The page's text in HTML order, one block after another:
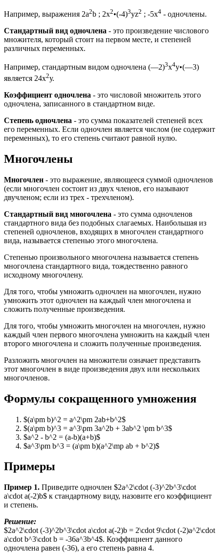
Например, выражения 2а2b ; 2х2•(-4)3yz2 ; -5x4 - одночлены.
Стандартный вид одночлена - это произведение числового
множителя, который стоит на первом месте, и степеней
различных переменных.
Например, стандартным видом одночлена (—2)3x4y•(—3)
является 24х2у.
Коэффициент одночлена - это числовой множитель этого
одночлена, записанного в стандартном виде.
Степень одночлена - это сумма показателей степеней всех
его переменных. Если одночлен является числом (не содержит
переменных), то его степень считают равной нулю.
Многочлены
Многочлен - это выражение, являющееся суммой одночленов
(если многочлен состоит из двух членов, его называют
двучленом; если из трех - трехчленом).
Стандартный вид многочлена - это сумма одночленов
стандартного вида без подобных слагаемых. Наибольшая из
степеней одночленов, входящих в многочлен стандартного
вида, называется степенью этого многочлена.
Степенью произвольного многочлена называется степень
многочлена стандартного вида, тождественно равного
исходному многочлену.
Для того, чтобы умножить одночлен на многочлен, нужно
умножить этот одночлен на каждый член многочлена и
сложить полученные произведения.
Для того, чтобы умножить многочлен на многочлен, нужно
каждый член первого многочлена умножить на каждый член
второго многочлена и сложить полученные произведения.
Разложить многочлен на множители означает представить
этот многочлен в виде произведения двух или нескольких
многочленов.
Формулы сокращенного умножения
$(a\pm b)^2 = a^2\pm 2ab+b^2$
$(a\pm b)^3 = a^3\pm 3a^2b + 3ab^2 \pm b^3$
$a^2 - b^2 = (a-b)(a+b)$
$a^3\pm b^3 = (a\pm b)(a^2\mp ab + b^2)$
Примеры
Пример 1. Приведите одночлен $2а^2\cdot (-3)^2b^3\cdot
а\cdot а(-2)b$ к стандартному виду, назовите его коэффициент
и степень.
Решение:
$2а^2\cdot (-3)^2b^3\cdot а\cdot а(-2)b = 2\cdot 9\cdot (-2)а^2\cdot
а\cdot b^3\cdot b = -36a^3b^4$. Коэффициент данного
одночлена равен (-36), а его степень равна 4.